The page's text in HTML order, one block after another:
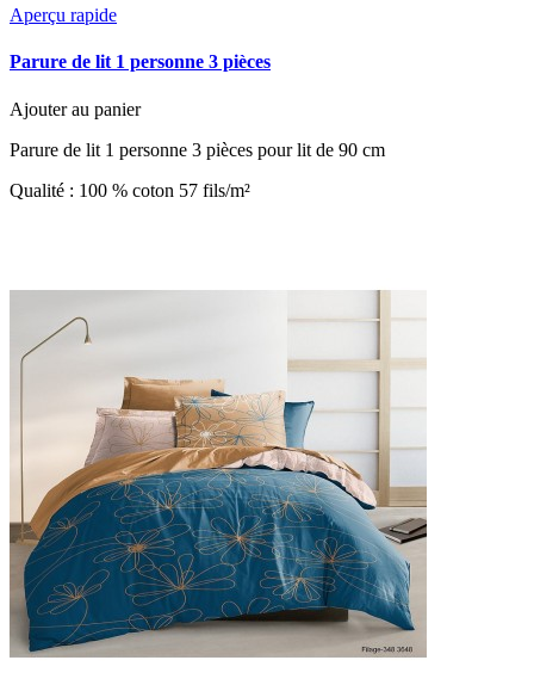
Aperçu rapide
Parure de lit 1 personne 3 pièces
Ajouter au panier
Parure de lit 1 personne 3 pièces pour lit de 90 cm
Qualité : 100 % coton 57 fils/m²